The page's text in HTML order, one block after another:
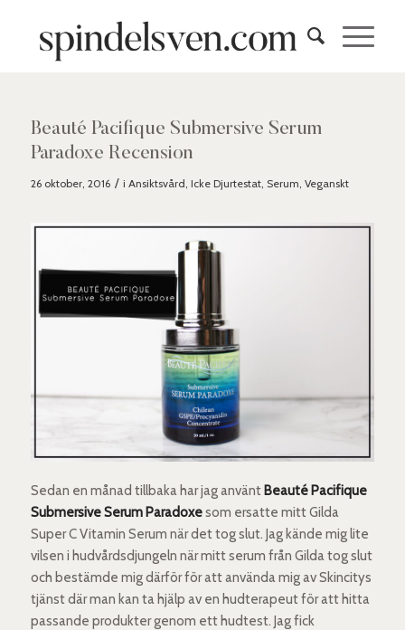
Beauté Pacifique Submersive Serum
Paradoxe Recension
26 oktober, 2016 / i Ansiktsvård, Icke Djurtestat, Serum, Veganskt
Sedan en månad tillbaka har jag använt Beauté Pacifique
Submersive Serum Paradoxesom ersatte mitt Gilda
Super C Vitamin Serum när det tog slut. Jag kände mig lite
vilsen i hudvårdsdjungeln när mitt serum från Gilda tog slut
och bestämde mig därför för att använda mig av Skincitys
tjänst där man kan ta hjälp av en hudterapeut för att hitta
passande produkter genom ett hudtest. Jag fick